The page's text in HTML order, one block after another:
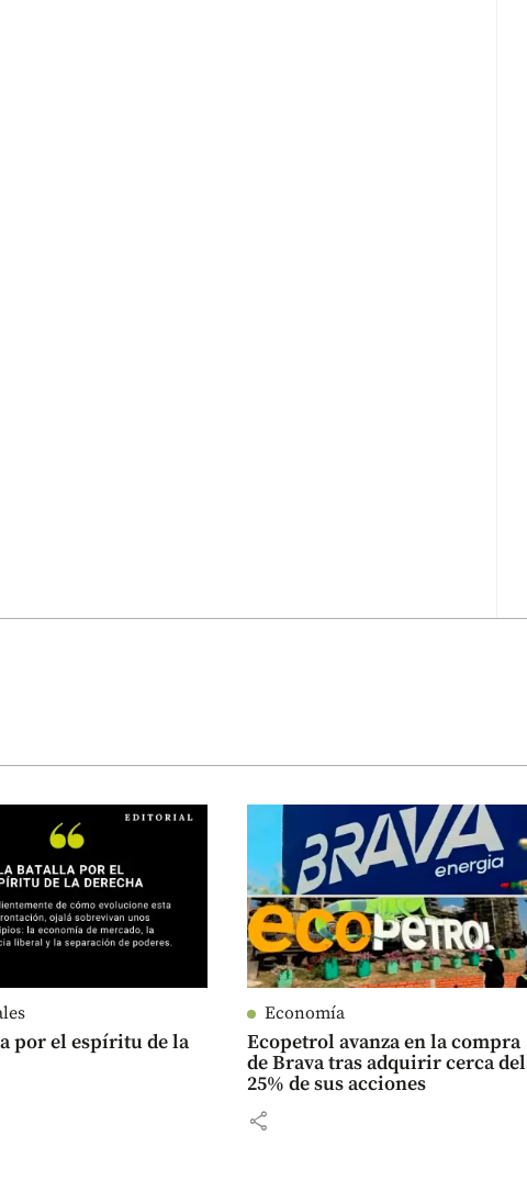
por el espíritu de la
Economía
Ecopetrol avanza en la compra
de Brava tras adquirir cerca del
25% de sus acciones
share